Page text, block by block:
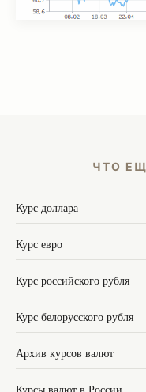
ЧТО
Курс доллара
Курс евро
Курс российского рубля
Курс белорусского рубля
Архив курсов валют